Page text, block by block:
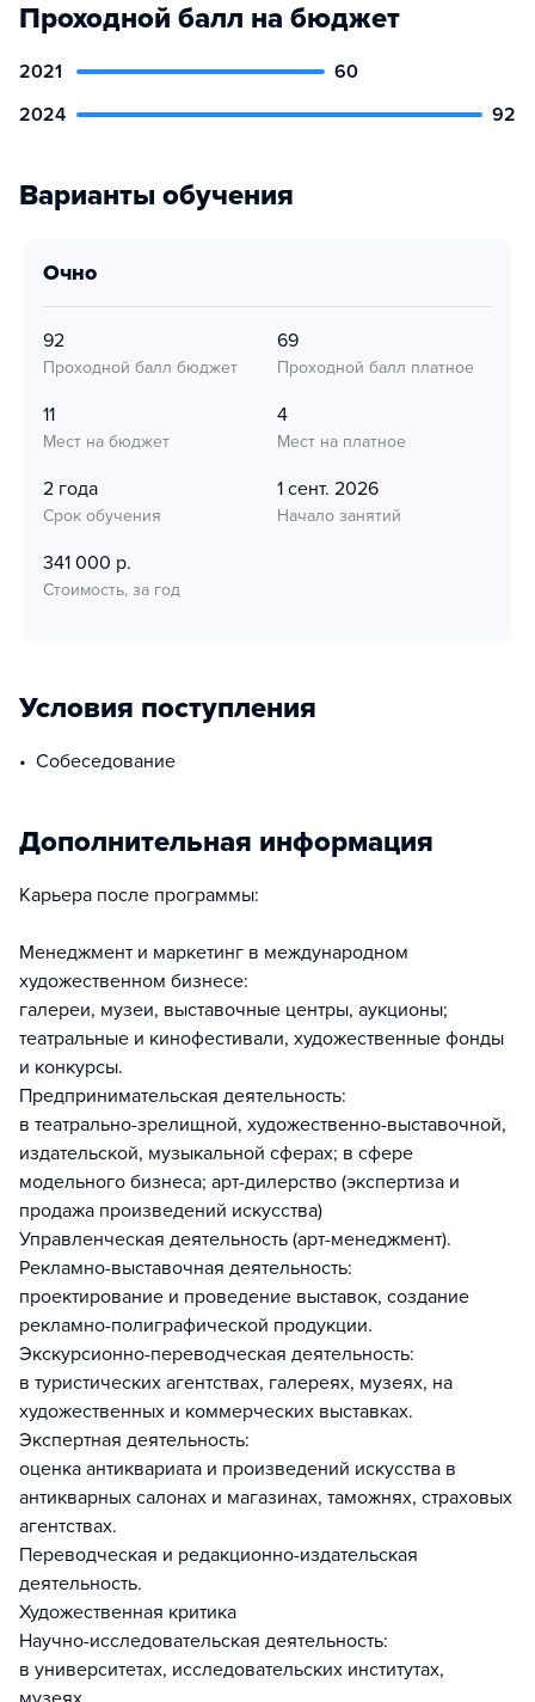
Проходной балл на бюджет
2021
60
2024
92
Варианты обучения
очно
92
Проходной балл бюджет
69
Проходной балл платное
11
Мест на бюджет
4
Мест на платное
2 года
Срок обучения
1 сент. 2026
Начало занятий
341 000 р.
Стоимость, за год
Условия поступления
Собеседование
Дополнительная информация
Карьера после программы:
Менеджмент и маркетинг в международном
художественном бизнесе:
галереи, музеи, выставочные центры, аукционы;
театральные и кинофестивали, художественные фонды
и конкурсы.
Предпринимательская деятельность:
в театрально-зрелищной, художественно-выставочной,
издательской, музыкальной сферах; в сфере
модельного бизнеса; арт-дилерство (экспертиза и
продажа произведений искусства)
Управленческая деятельность (арт-менеджмент).
Рекламно-выставочная деятельность:
проектирование и проведение выставок, создание
рекламно-полиграфической продукции.
Экскурсионно-переводческая деятельность:
в туристических агентствах, галереях, музеях, на
художественных и коммерческих выставках.
Экспертная деятельность:
оценка антиквариата и произведений искусства в
антикварных салонах и магазинах, таможнях, страховых
агентствах.
Переводческая и редакционно-издательская
деятельность.
Художественная критика
Научно-исследовательская деятельность:
в университетах, исследовательских институтах,